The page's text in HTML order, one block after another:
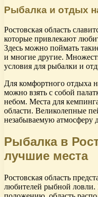
Рыбалка и отдых
Ростовская область
которые привлекают
Здесь можно поймать
и многие другие.
условия для рыбалки и
Для комфортного отдыха
можно взять с собой
небом. Места для
области. Великолепные
незабываемую атмосферу
Рыбалка в
лучшие места
Ростовская область
любителей рыбной ловли.